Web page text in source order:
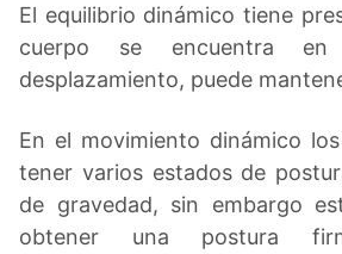
El equilibrio dinámico tiene
cuerpo se encuentra
desplazamiento, puede
En el movimiento dinámico
tener varios estados de
de gravedad, sin embargo
obtener una postura